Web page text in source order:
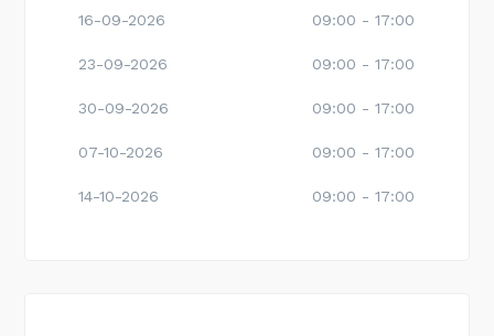
16-09-2026 09:00 - 17:00
23-09-2026 09:00 - 17:00
30-09-2026 09:00 - 17:00
07-10-2026 09:00 - 17:00
14-10-2026 09:00 - 17:00